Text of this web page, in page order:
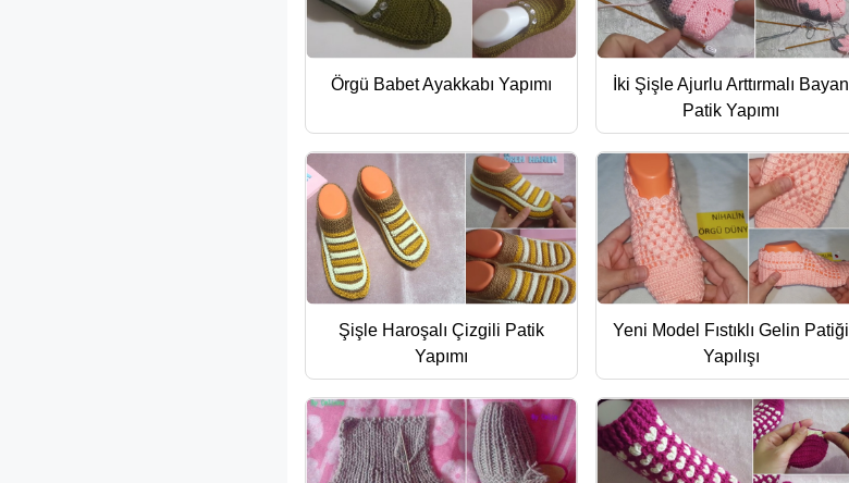
Örgü Babet Ayakkabı Yapımı
İki Şişle Ajurlu Arttırmalı Bayan
Patik Yapımı
Şişle Haroşalı Çizgili Patik
Yapımı
Yeni Model Fıstıklı Gelin Patiği
Yapılışı